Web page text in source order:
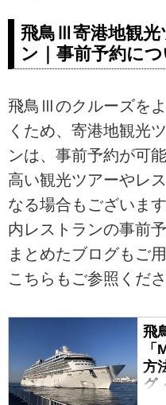
『
華
館
年
い
飛鳥Ⅲ寄港地観光
ン｜事前予約に
飛鳥Ⅲのクルーズを
くため、寄港地観光
ンは、事前予約が可
高い観光ツアーやレ
なる場合もございま
内レストランの事前
まとめたブログもご
こちらもご参照くださ
飛
方
グ